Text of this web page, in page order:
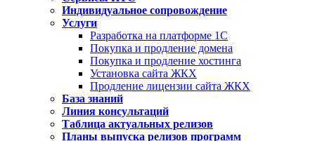
Индивидуальное сопровождение
Услуги
Разработка на платформе 1С
Покупка и продление домена
Покупка и продление хостинга
Установка сайта ЖКХ
Продление лицензии сайта ЖКХ
База знаний
Линия консультаций
Таблица актуальных релизов
Планы выпуска релизов программ